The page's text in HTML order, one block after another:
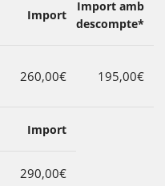
Import
Import amb
descompte*
260,00€ 195,00€
Import
290,00€